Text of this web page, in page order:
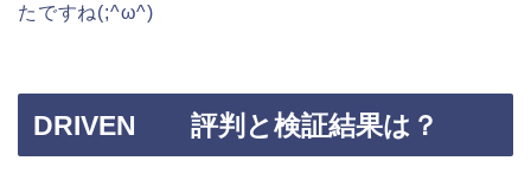
たですね(;^ω^)
DRIVEN 評判と検証結果は？